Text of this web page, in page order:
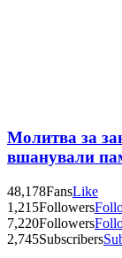
Молитва за
вшанували
48,178FansLike
1,215Followers
7,220Followers
2,745Subscribers